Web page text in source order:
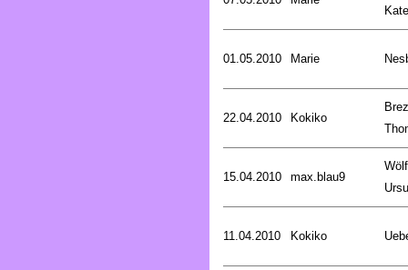
Kate
01.05.2010 Marie
22.04.2010 Kokiko
15.04.2010 max.blau9
11.04.2010 Kokiko